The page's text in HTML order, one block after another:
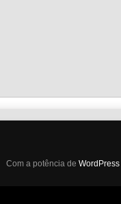
Com a potência de WordPress